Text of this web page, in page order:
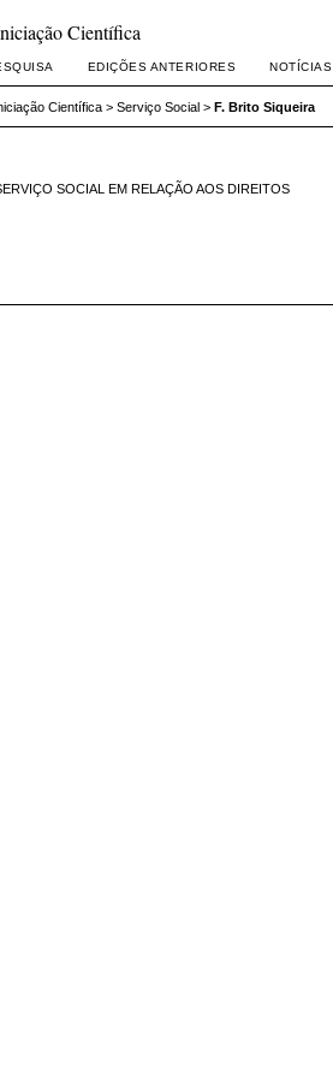
Científica
EDIÇÕES ANTERIORES NOTÍCIAS
Científica> Serviço Social> F. Brito Siqueira
SOCIAL EM RELAÇÃO AOS DIREITOS